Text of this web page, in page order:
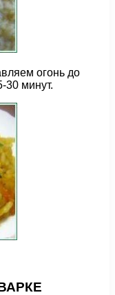
огонь до
30 минут.